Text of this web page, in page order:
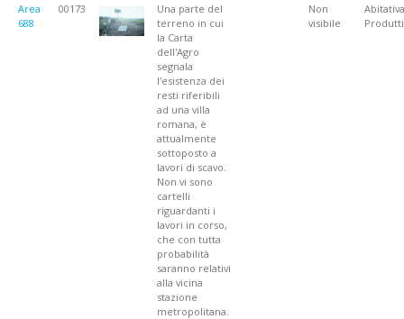
Area
688
00173
Una parte del
terreno in cui
la Carta
dell'Agro
segnala
l'esistenza dei
resti riferibili
ad una villa
romana, è
attualmente
sottoposto a
lavori di scavo.
Non vi sono
cartelli
riguardanti i
lavori in corso,
che con tutta
probabilità
saranno relativi
alla vicina
stazione
metropolitana.
Non
visibile